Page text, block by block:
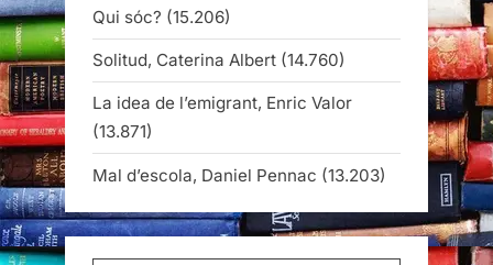
Qui sóc? (15.206)
Solitud, Caterina Albert (14.760)
La idea de l’emigrant, Enric Valor
(13.871)
Mal d’escola, Daniel Pennac (13.203)